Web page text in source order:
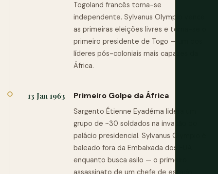
Togoland francês torna-se
independente. Sylvanus Olympio vence
as primeiras eleições livres e torna-se o
primeiro presidente de Togo — um dos
líderes pós-coloniais mais capazes da
África.
13 Jan 1963 Primeiro Golpe da África
Sargento Étienne Eyadéma lidera um
grupo de ~30 soldados na invasão do
palácio presidencial. Sylvanus Olympio é
baleado fora da Embaixada dos EUA
enquanto busca asilo — o primeiro
assassinato de um chefe de estado